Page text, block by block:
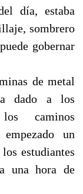
día, estaba
sombrero
gobernar
de metal
dado a los
caminos
un
estudiantes
una hora de